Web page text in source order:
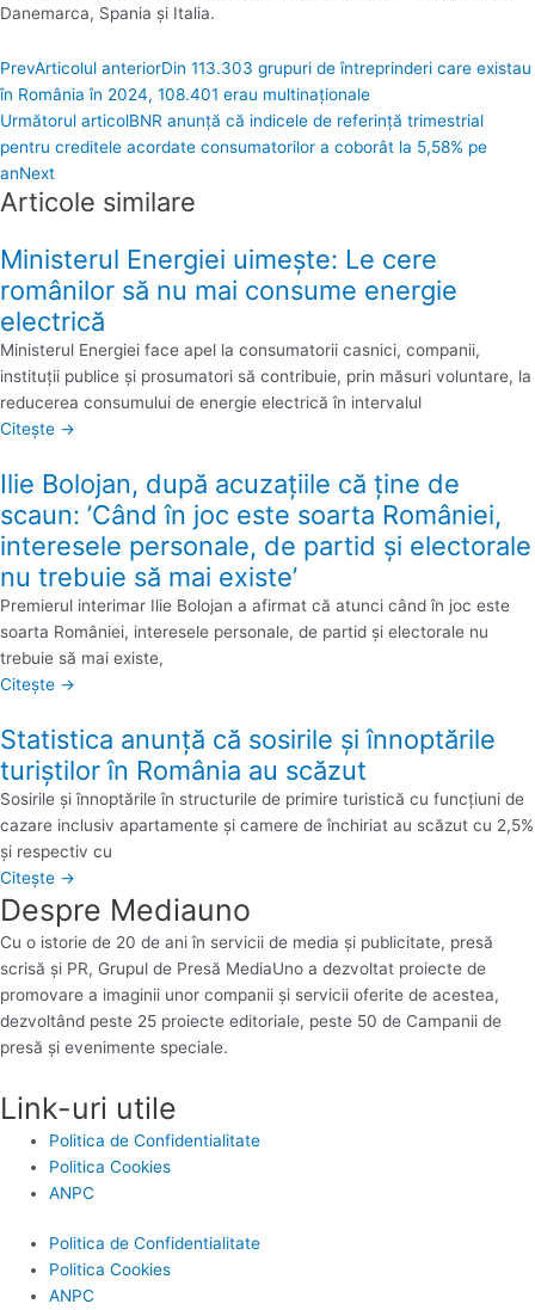
Danemarca, Spania şi Italia.
PrevArticolul anteriorDin 113.303 grupuri de întreprinderi care existau
în România în 2024, 108.401 erau multinaţionale
Următorul articolBNR anunță că indicele de referinţă trimestrial
pentru creditele acordate consumatorilor a coborât la 5,58% pe
anNext
Articole similare
Ministerul Energiei uimește: Le cere
românilor să nu mai consume energie
electrică
Ministerul Energiei face apel la consumatorii casnici, companii,
instituţii publice şi prosumatori să contribuie, prin măsuri voluntare, la
reducerea consumului de energie electrică în intervalul
Citește →
Ilie Bolojan, după acuzațiile că ține de
scaun: ’Când în joc este soarta României,
interesele personale, de partid şi electorale
nu trebuie să mai existe’
Premierul interimar Ilie Bolojan a afirmat că atunci când în joc este
soarta României, interesele personale, de partid şi electorale nu
trebuie să mai existe,
Citește →
Statistica anunță că sosirile şi înnoptările
turiştilor în România au scăzut
Sosirile şi înnoptările în structurile de primire turistică cu funcţiuni de
cazare inclusiv apartamente şi camere de închiriat au scăzut cu 2,5%
şi respectiv cu
Citește →
Despre Mediauno
Cu o istorie de 20 de ani în servicii de media și publicitate, presă
scrisă și PR, Grupul de Presă MediaUno a dezvoltat proiecte de
promovare a imaginii unor companii și servicii oferite de acestea,
dezvoltând peste 25 proiecte editoriale, peste 50 de Campanii de
presă și evenimente speciale.
Link-uri utile
Politica de Confidentialitate
Politica Cookies
ANPC
Politica de Confidentialitate
Politica Cookies
ANPC